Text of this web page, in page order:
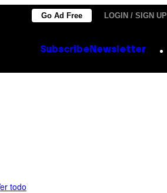
Go Ad Free LOGIN / SIGN UP
Subscribe Newsletter
todo